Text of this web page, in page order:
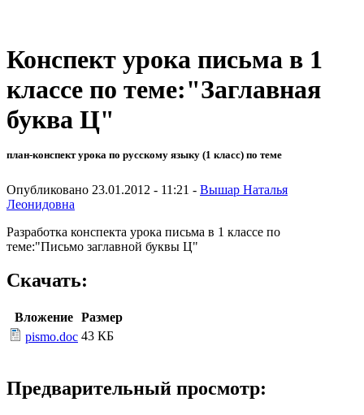
Конспект урока письма в 1
классе по теме:"Заглавная
буква Ц"
план-конспект урока по русскому языку (1 класс) по теме
Опубликовано 23.01.2012 - 11:21 - Вышар Наталья
Леонидовна
Разработка конспекта урока письма в 1 классе по
теме:"Письмо заглавной буквы Ц"
Скачать:
Вложение
Размер
pismo.doc 43 КБ
Предварительный просмотр: